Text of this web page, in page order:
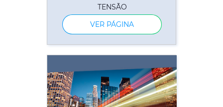
TENSÃO
VER PÁGINA